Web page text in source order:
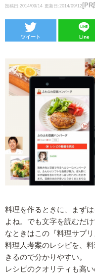
投稿日:2014/09/14 更新日:2014/09/12 [PR
ツイート Line
料理を作るときに、まず
よね。でも文字を読むだ
なときはこの『料理サプ
料理人考案のレシピを、
きるので分かりやすい。
レシピのクオリティも高